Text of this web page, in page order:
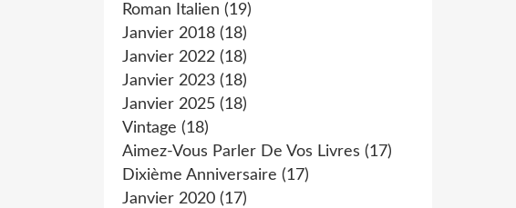
Roman Italien (19)
Janvier 2018 (18)
Janvier 2022 (18)
Janvier 2023 (18)
Janvier 2025 (18)
Vintage (18)
Aimez-Vous Parler De Vos Livres (17)
Dixième Anniversaire (17)
Janvier 2020 (17)